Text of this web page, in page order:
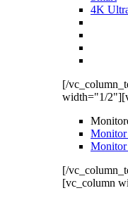
4K
[/
width="1/
[/
[vc_column